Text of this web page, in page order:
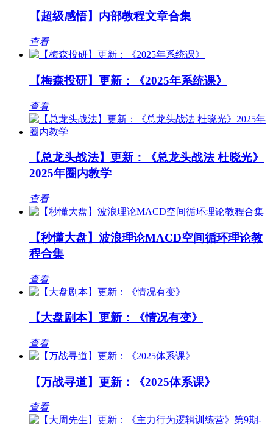
【超级感悟】内部教程文章合集
查看
【梅森投研】更新：《2025年系统课》
查看
【总龙头战法】更新：《总龙头战法 杜晓光》
2025年圈内教学
查看
【秒懂大盘】波浪理论MACD空间循环理论教
程合集
查看
【大盘剧本】更新：《情况有变》
查看
【万战寻道】更新：《2025体系课》
查看